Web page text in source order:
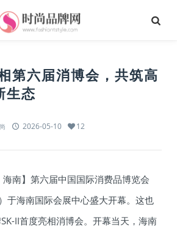
第六届消博会，共筑高
生态
2026-05-10 12
海南】第六届中国国际消费品博览会
）于海南国际会展中心盛大开幕。这也
II首度亮相消博会。开幕当天，海南